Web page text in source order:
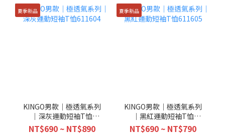
夏季新品
KINGO男款｜極透氣系列
｜深灰運動短袖T恤
611604
NT$690 ~ NT$890
夏季新品
KINGO男款｜極透氣系列
｜黑紅運動短袖T恤
611605
NT$690 ~ NT$790